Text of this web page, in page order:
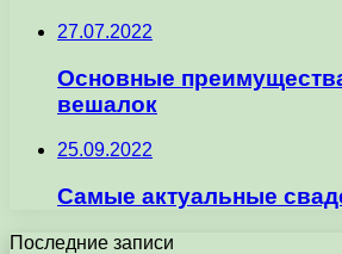
27.07.2022
Основные
вешалок
25.09.2022
Самые актуальные
Последние записи